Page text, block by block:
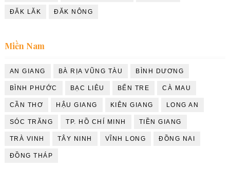
ĐĂK LĂK ĐĂK NÔNG
Miền Nam
AN GIANG BÀ RỊA VŨNG TÀU BÌNH DƯƠNG
BÌNH PHƯỚC BẠC LIÊU BẾN TRE CÀ MAU
CẦN THƠ HẬU GIANG KIÊN GIANG LONG AN
SÓC TRĂNG TP. HỒ CHÍ MINH TIỀN GIANG
TRÀ VINH TÂY NINH VĨNH LONG ĐỒNG NAI
ĐỒNG THÁP